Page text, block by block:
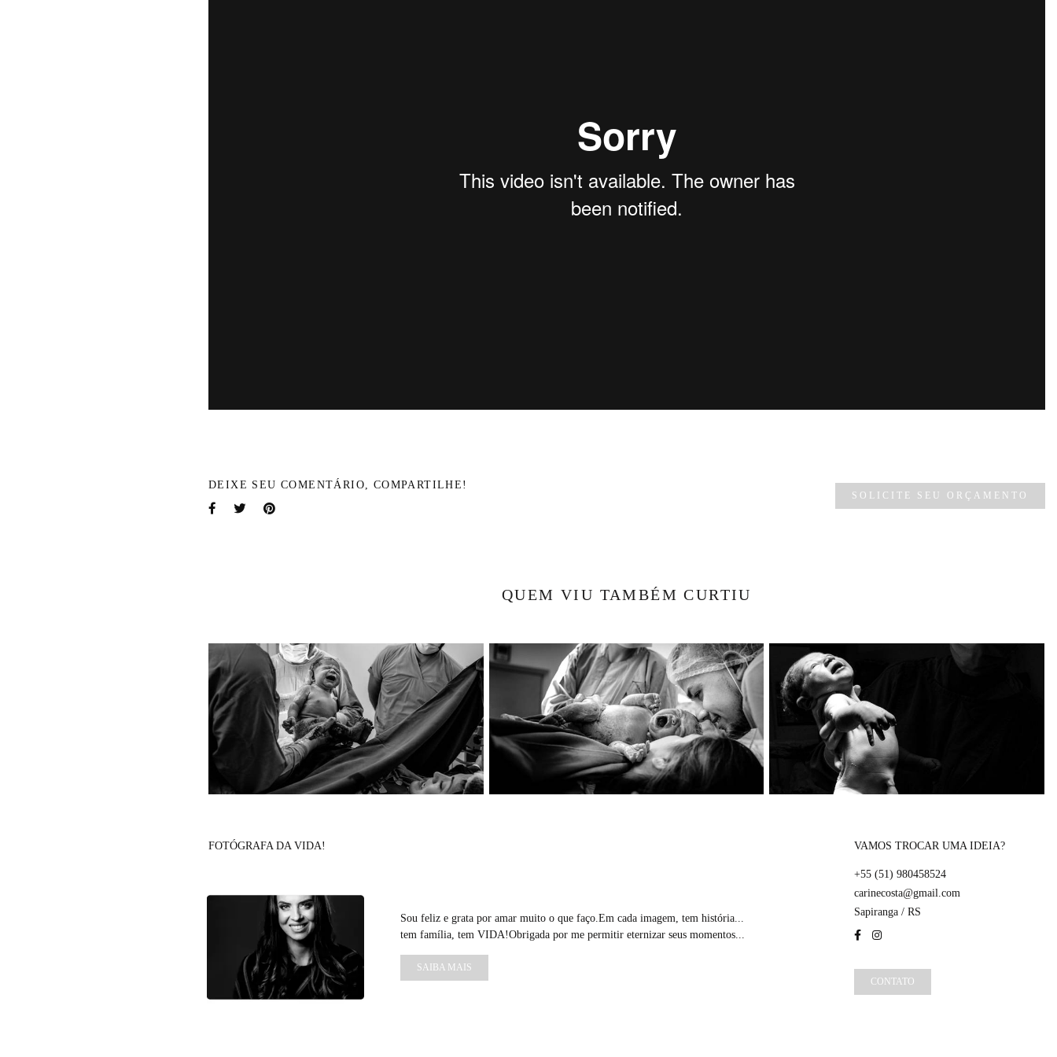
DEIXE SEU COMENTÁRIO, COMPARTILHE!
SOLICITE SEU ORÇAMENTO
QUEM VIU TAMBÉM CURTIU
FOTÓGRAFA DA VIDA!
Sou feliz e grata por amar muito o que faço.Em cada imagem, tem história...
tem família, tem VIDA!Obrigada por me permitir eternizar seus momentos...
SAIBA MAIS
VAMOS TROCAR UMA IDEIA?
+55 (51) 980458524
carinecosta@gmail.com
Sapiranga / RS
CONTATO